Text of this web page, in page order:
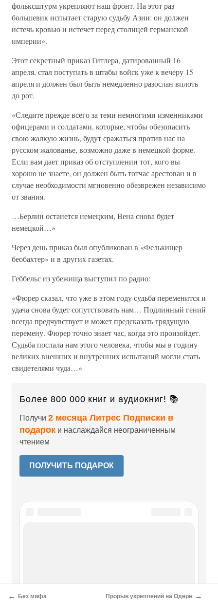
фольксштурм укрепляют наш фронт. На этот раз
большевик испытает старую судьбу Азии: он должен
истечь кровью и истечет перед столицей германской
империи».
Этот секретный приказ Гитлера, датированный 16
апреля, стал поступать в штабы войск уже к вечеру 15
апреля и должен был быть немедленно разослан вплоть
до рот.
«Следите прежде всего за теми немногими изменниками
офицерами и солдатами, которые, чтобы обезопасить
свою жалкую жизнь, будут сражаться против нас на
русском жалованье, возможно даже в немецкой форме.
Если вам дает приказ об отступлении тот, кого вы
хорошо не знаете, он должен быть тотчас арестован и в
случае необходимости мгновенно обезврежен независимо
от звания.
…Берлин останется немецким, Вена снова будет
немецкой…»
Через день приказ был опубликован в «Фелькищер
беобахтер» и в других газетах.
Геббельс из убежища выступил по радио:
«Фюрер сказал, что уже в этом году судьба переменится и
удача снова будет сопутствовать нам… Подлинный гений
всегда предчувствует и может предсказать грядущую
перемену. Фюрер точно знает час, когда это произойдет.
Судьба послала нам этого человека, чтобы мы в годину
великих внешних и внутренних испытаний могли стать
свидетелями чуда…»
Более 800 000 книг и аудиокниг! 📚
Получи 2 месяца Литрес Подписки в
подарок и наслаждайся неограниченным
чтением
ПОЛУЧИТЬ ПОДАРОК
← Без мифа Прорыв укреплений на Одере →